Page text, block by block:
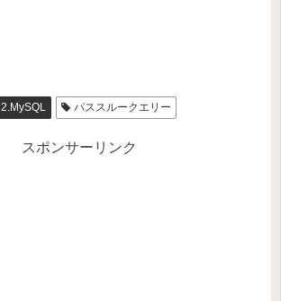
2.MySQL パススルークエリー
スポンサーリンク